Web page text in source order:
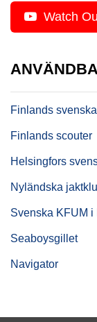
Watch
Finlands
Finlands scouter
Helsingfors
Nyländska
Svenska KFUM i
Seaboysgillet
Navigator